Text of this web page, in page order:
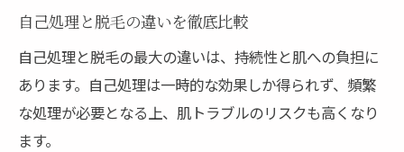
自己処理と脱毛の違いを徹底比較
自己処理と脱毛の最大の違いは、持続性と肌への負担に
あります。自己処理は一時的な効果しか得られず、頻繁
な処理が必要となる上、肌トラブルのリスクも高くなり
ます。